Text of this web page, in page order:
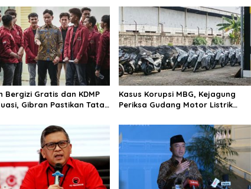
Bergizi Gratis dan KDMP
Gibran Pastikan Tata
Kasus Korupsi MBG, Kejagung
Periksa Gudang Motor Listrik